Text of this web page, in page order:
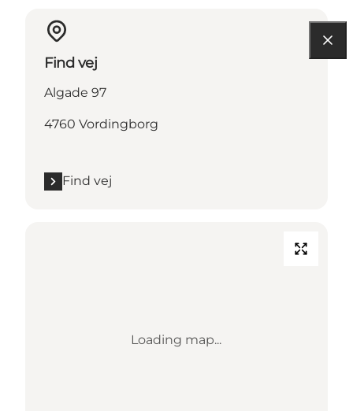
Find vej
Algade 97
4760 Vordingborg
Find vej
Loading map...